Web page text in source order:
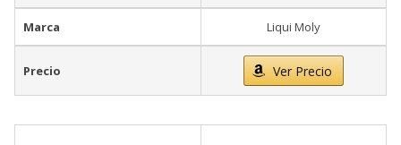
Marca Liqui Moly
Precio Ver Precio